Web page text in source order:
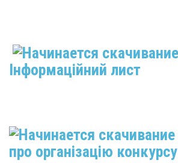
Інформаційний лист
про організацію конкурсу